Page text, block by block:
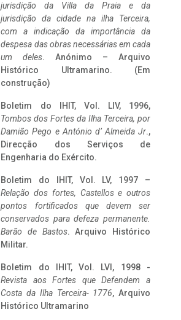
jurisdição da Villa da Praia e da
jurisdição da cidade na ilha Terceira,
com a indicação da importância da
despesa das obras necessárias em cada
um deles. Anónimo – Arquivo
Histórico Ultramarino. (Em
construção)
Boletim do IHIT, Vol. LIV, 1996,
Tombos dos Fortes da Ilha Terceira, por
Damião Pego e António d’ Almeida Jr.,
Direcção dos Serviços de
Engenharia do Exército.
Boletim do IHIT, Vol. LV, 1997 –
Relação dos fortes, Castellos e outros
pontos fortificados que devem ser
conservados para defeza permanente.
Barão de Bastos. Arquivo Histórico
Militar.
Boletim do IHIT, Vol. LVI, 1998 -
Revista aos Fortes que Defendem a
Costa da Ilha Terceira- 1776, Arquivo
Histórico Ultramarino